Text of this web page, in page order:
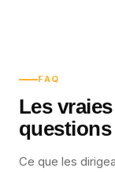
FAQ
Les vraies
questions
Ce que les